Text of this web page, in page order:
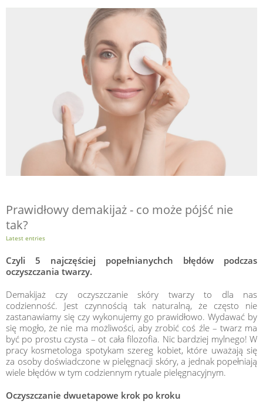
Prawidłowy demakijaż - co może pójść nie
tak?
Latest entries
Czyli 5 najczęściej popełnianychch błędów podczas
oczyszczania twarzy.
Demakijaż czy oczyszczanie skóry twarzy to dla nas
codzienność. Jest czynnością tak naturalną, że często nie
zastanawiamy się czy wykonujemy go prawidłowo. Wydawać by
się mogło, że nie ma możliwości, aby zrobić coś źle – twarz ma
być po prostu czysta – ot cała filozofia. Nic bardziej mylnego! W
pracy kosmetologa spotykam szereg kobiet, które uważają się
za osoby doświadczone w pielęgnacji skóry, a jednak popełniają
wiele błędów w tym codziennym rytuale pielęgnacyjnym.
Oczyszczanie dwuetapowe krok po kroku